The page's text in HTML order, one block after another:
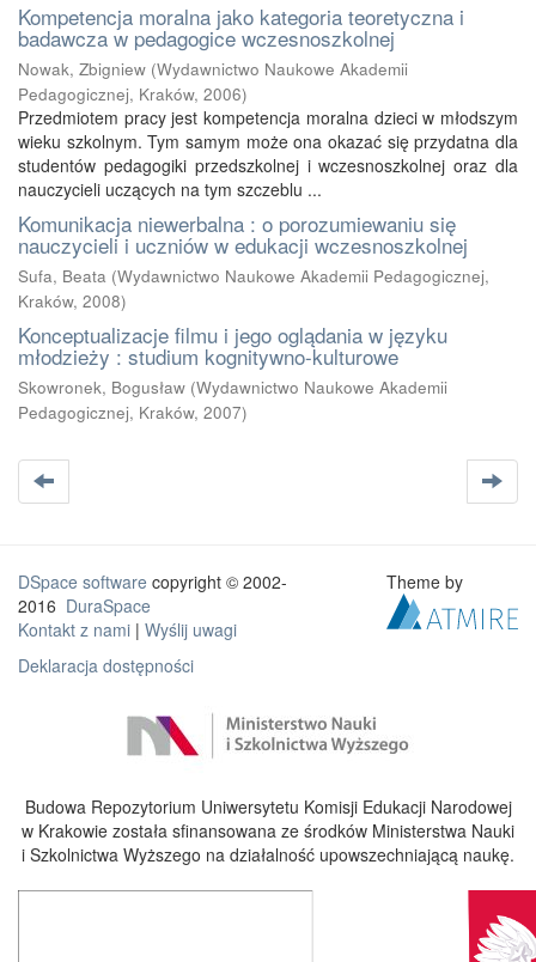
Kompetencja moralna jako kategoria teoretyczna i
badawcza w pedagogice wczesnoszkolnej
Nowak, Zbigniew (Wydawnictwo Naukowe Akademii
Pedagogicznej, Kraków, 2006)
Przedmiotem pracy jest kompetencja moralna dzieci w młodszym
wieku szkolnym. Tym samym może ona okazać się przydatna dla
studentów pedagogiki przedszkolnej i wczesnoszkolnej oraz dla
nauczycieli uczących na tym szczeblu ...
Komunikacja niewerbalna : o porozumiewaniu się
nauczycieli i uczniów w edukacji wczesnoszkolnej
Sufa, Beata (Wydawnictwo Naukowe Akademii Pedagogicznej,
Kraków, 2008)
Konceptualizacje filmu i jego oglądania w języku
młodzieży : studium kognitywno-kulturowe
Skowronek, Bogusław (Wydawnictwo Naukowe Akademii
Pedagogicznej, Kraków, 2007)
DSpace software copyright © 2002-
2016 DuraSpace
Kontakt z nami | Wyślij uwagi
Deklaracja dostępności
Theme by
Budowa Repozytorium Uniwersytetu Komisji Edukacji Narodowej
w Krakowie została sfinansowana ze środków Ministerstwa Nauki
i Szkolnictwa Wyższego na działalność upowszechniającą naukę.